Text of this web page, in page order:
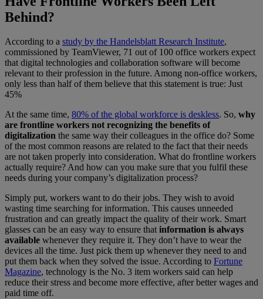
Behind?
According to a study by the Handelsblatt Research Institute,
commissioned by TeamViewer, 71 out of 100 office workers expect
that digital technologies and collaboration software will become
relevant to their profession in the future. Among non-office workers,
only less than half of them believe that this statement is true: Just
45%
At the same time, 80% of the global workforce is deskless. So, why
are frontline workers not recognizing the benefits of
digitalization the same way their colleagues in the office do? Some
of the most common reasons are related to the fact that their needs
are not taken properly into consideration. What do frontline workers
actually require? And how can you make sure that you fulfil these
needs during your company’s digitalization process?
Simply put, workers want to do their jobs. They wish to avoid
wasting time searching for information. This causes unneeded
frustration and can greatly impact the quality of their work. Smart
glasses can be an easy way to ensure thatinformation is always
available whenever they require it. They don’t have to wear the
devices all the time. Just pick them up whenever they need to and
put them back when they solved the issue. According to Fortune
Magazine, technology is the No. 3 item workers said can help
reduce their stress and become more effective, after better wages and
paid time off.